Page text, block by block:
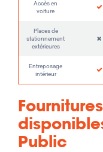
Accès en
voiture
Places de
stationnement
extérieures
Entreposage
intérieur
Public